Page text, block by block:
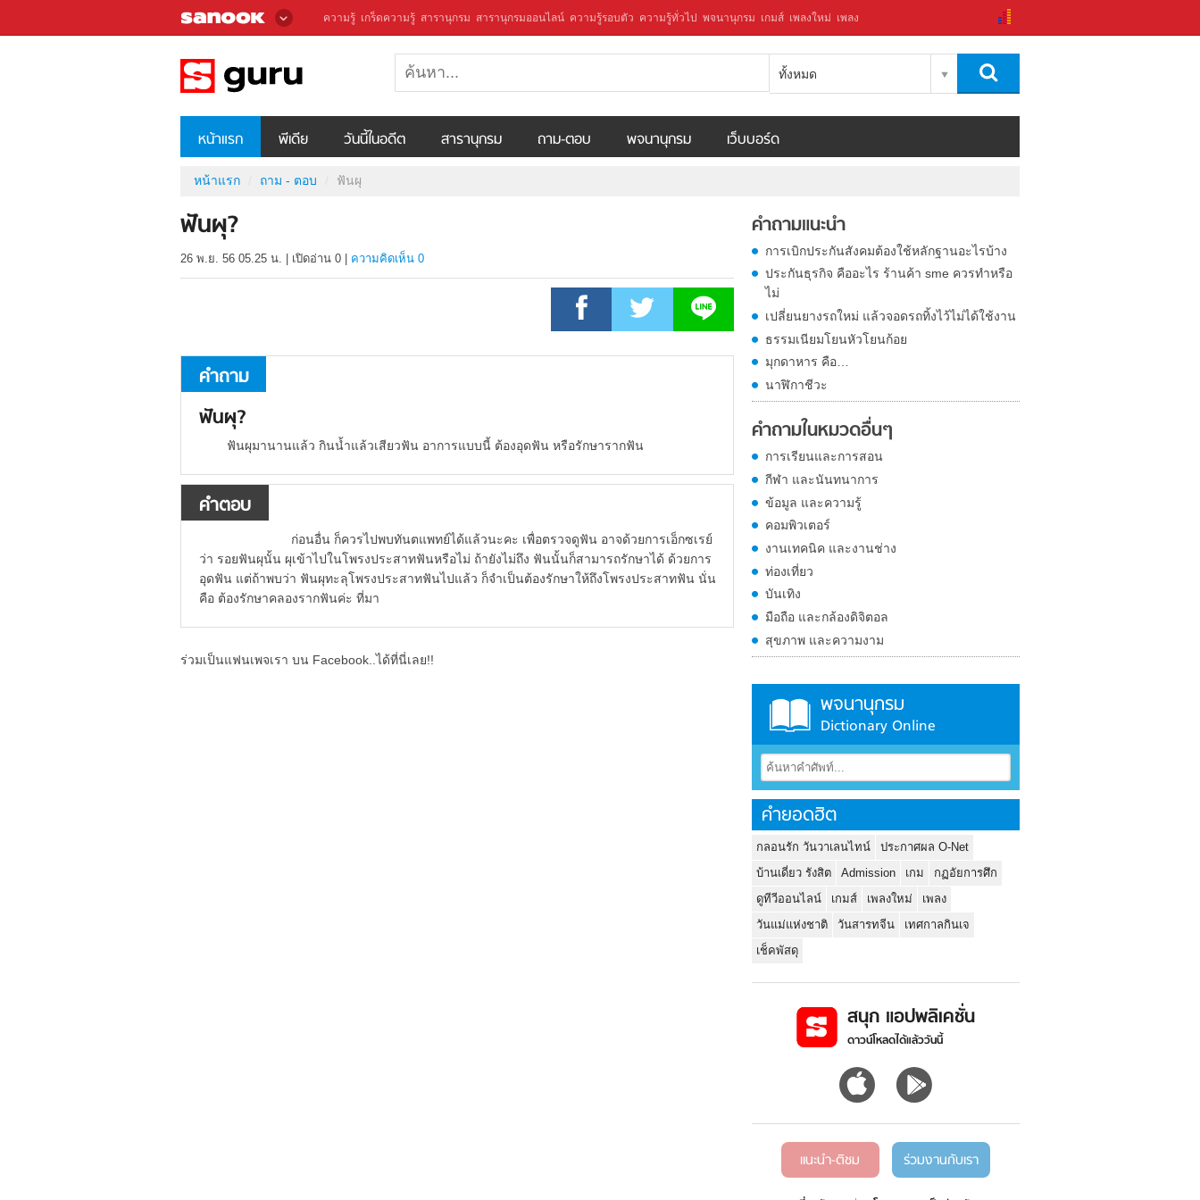
ความรู้ เกร็ดความรู้ สารานุกรม สารานุกรมออนไลน์ ความรู้รอบตัว ความรู้ทั่วไป พจนานุกรม เกมส์ เพลงใหม่ เพลง
ทั้งหมด
หน้าแรก พีเดีย วันนี้ในอดีต สารานุกรม ถาม-ตอบ พจนานุกรม เว็บบอร์ด
หน้าแรก ถาม - ตอบ ฟันผุ
ฟันผุ?
26 พ.ย. 56 05.25 น. เปิดอ่าน 0 ความคิดเห็น 0
คำถาม
ฟันผุ?
ฟันผุมานานแล้ว กินน้ำแล้วเสียวฟัน อาการแบบนี้ ต้องอุดฟัน หรือรักษารากฟัน
คำตอบ
ก่อนอื่น ก็ควรไปพบทันตแพทย์ได้แล้วนะคะ เพื่อตรวจดูฟัน อาจด้วยการเอ็กซเรย์
ว่า รอยฟันผุนั้น ผุเข้าไปในโพรงประสาทฟันหรือไม่ ถ้ายังไม่ถึง ฟันนั้นก็สามารถรักษาได้ ด้วยการ
อุดฟัน แต่ถ้าพบว่า ฟันผุทะลุโพรงประสาทฟันไปแล้ว ก็จำเป็นต้องรักษาให้ถึงโพรงประสาทฟัน นั่น
คือ ต้องรักษาคลองรากฟันค่ะ ที่มา
ร่วมเป็นแฟนเพจเรา บน Facebook..ได้ที่นี่เลย!!
คำถามแนะนำ
การเบิกประกันสังคมต้องใช้หลักฐานอะไรบ้าง
ประกันธุรกิจ คืออะไร ร้านค้า sme ควรทำหรือ
ไม่
เปลี่ยนยางรถใหม่ แล้วจอดรถทิ้งไว้ไม่ได้ใช้งาน
ธรรมเนียมโยนหัวโยนก้อย
มุกดาหาร คือ…
นาฬิกาชีวะ
คำถามในหมวดอื่นๆ
การเรียนและการสอน
กีฬา และนันทนาการ
ข้อมูล และความรู้
คอมพิวเตอร์
งานเทคนิค และงานช่าง
ท่องเที่ยว
บันเทิง
มือถือ และกล้องดิจิตอล
สุขภาพ และความงาม
พจนานุกรม
Dictionary Online
คำยอดฮิต
กลอนรัก วันวาเลนไทน์
ประกาศผล O-Net
บ้านเดี่ยว รังสิต
Admission เกม
กฏอัยการศึก
ดูทีวีออนไลน์
เกมส์ เพลงใหม่
เพลง
วันแม่แห่งชาติ
วันสารทจีน
เทศกาลกินเจ
เช็คพัสดุ
สนุก แอปพลิเคชั่น
ดาวน์โหลดได้แล้ววันนี้
แนะนำ-ติชม ร่วมงานกับเรา